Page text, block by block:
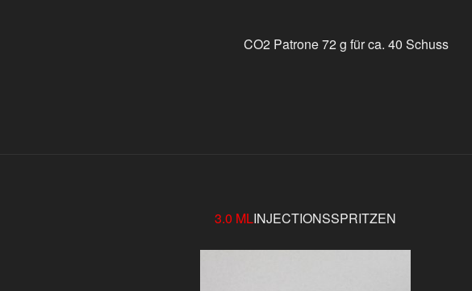
CO2 Patrone 72 g für ca. 40 Schuss
3.0 MLINJECTIONSSPRITZEN